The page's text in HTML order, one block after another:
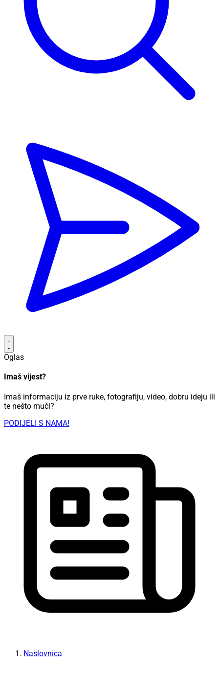
Oglas
Imaš vijest?
Imaš informaciju iz prve ruke, fotografiju, video, dobru ideju ili
te nešto muči?
PODIJELI S NAMA!
Naslovnica